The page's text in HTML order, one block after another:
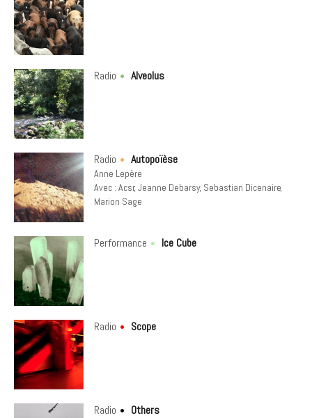
Radio Alveolus
Radio Autopoïèse
Anne Lepère
Avec : Acsr Jeanne Debarsy Sebastian Dicenaire
Marion Sage
Performance Ice Cube
Radio Scope
Radio Others